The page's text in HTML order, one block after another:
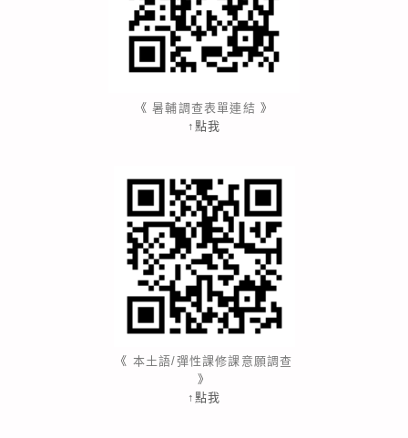
《暑輔調查表單連結 》
↑點我
《 本土語/彈性課修課意願調查
》
↑點我